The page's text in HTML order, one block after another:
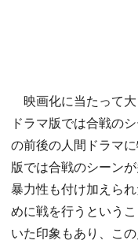
映画化に当たって
ドラマ版では合戦の
の前後の人間ドラマ
版では合戦のシーン
暴力性も付け加えら
めに戦を行うという
いた印象もあり、こ